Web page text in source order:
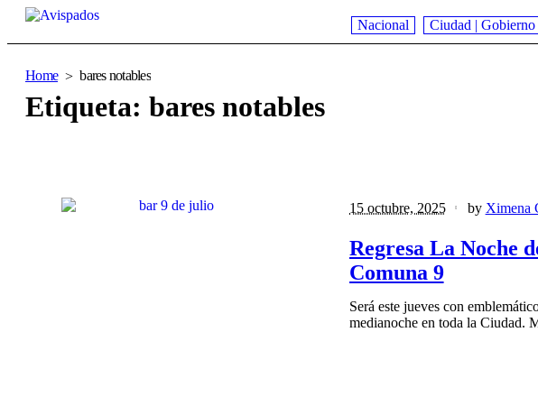
Nacional Ciudad | Gobierno
Home bares notables
Etiqueta: bares notables
15 octubre, 2025 by Ximena
Regresa La Noche
Comuna 9
Será este jueves con
medianoche en toda la Ciudad.